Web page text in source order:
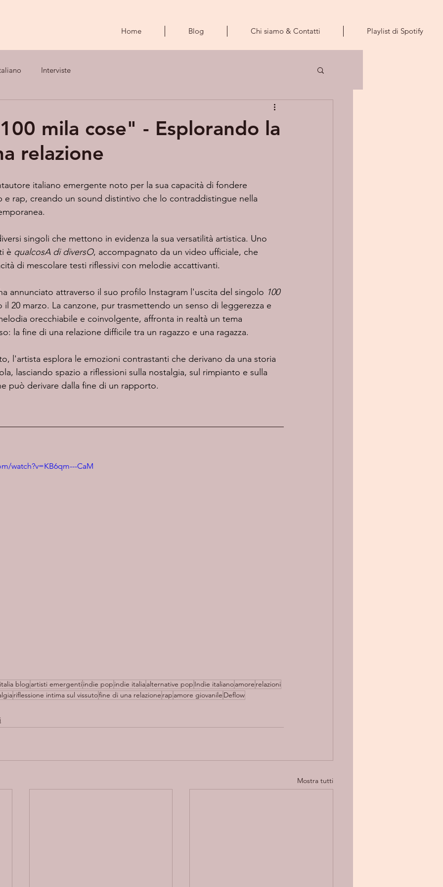
Home Blog Chi siamo & Contatti Playlist di Spotify
Interviste
mila cose" - Esplorando la
relazione
italiano emergente noto per la sua capacità di fondere
e rap, creando un sound distintivo che lo contraddistingue nella
è qualcosA di diversO, accompagnato da un video ufficiale, che
di mescolare testi riflessivi con melodie accattivanti.​
annunciato attraverso il suo profilo Instagram l'uscita del singolo
100
il 20 marzo. La canzone, pur trasmettendo un senso di leggerezza e
orecchiabile e coinvolgente, affronta in realtà un tema
la fine di una relazione difficile tra un ragazzo e una ragazza.
lasciando spazio a riflessioni sulla nostalgia, sul rimpianto e sulla
può derivare dalla fine di un rapporto.
watch?v=KB6qm---CaM
blog artisti emergentiindie pop indie italiaalternative pop Indie italianoamore relazioni
riflessione intima sul vissutofine di una relazione rap amore giovanile Deflow
Mostra tutti